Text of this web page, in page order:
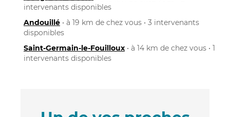
intervenants disponibles
Andouillé • à 19 km de chez vous • 3 intervenants
disponibles
Saint-Germain-le-Fouilloux • à 14 km de chez vous • 1
intervenants disponibles